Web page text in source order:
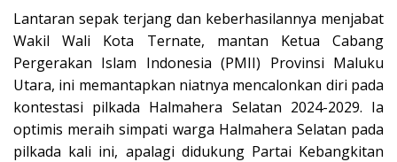
Lantaran sepak terjang dan keberhasilannya menjabat
Wakil Wali Kota Ternate, mantan Ketua Cabang
Pergerakan Islam Indonesia (PMII) Provinsi Maluku
Utara, ini memantapkan niatnya mencalonkan diri pada
kontestasi pilkada Halmahera Selatan 2024-2029. Ia
optimis meraih simpati warga Halmahera Selatan pada
pilkada kali ini, apalagi didukung Partai Kebangkitan